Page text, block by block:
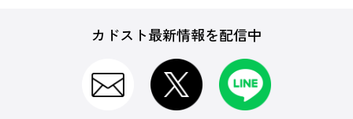
カドスト最新情報を配信中